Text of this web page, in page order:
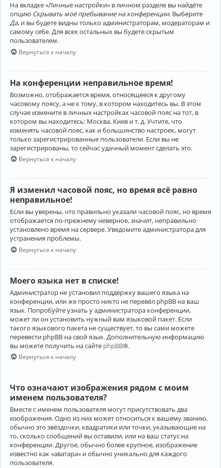
На вкладке «Личные настройки» в личном разделе вы найдёте
опцию Скрывать моё пребывание на конференции. Выберите
Да, и вы будете видны только администраторам, модераторам и
самому себе. Для всех остальных вы будете скрытым
пользователем.
Вернуться к началу
На конференции неправильное время!
Возможно, отображается время, относящееся к другому
часовому поясу, а не к тому, в котором находитесь вы. В этом
случае измените в личных настройках часовой пояс на тот, в
котором вы находитесь: Москва, Киев и т. д. Учтите, что
изменять часовой пояс, как и большинство настроек, могут
только зарегистрированные пользователи. Если вы не
зарегистрированы, то сейчас удачный момент сделать это.
Вернуться к началу
Я изменил часовой пояс, но время всё равно
неправильное!
Если вы уверены, что правильно указали часовой пояс, но время
отображается по-прежнему неверное, значит, неправильно
установлено время на сервере. Уведомите администратора для
устранения проблемы.
Вернуться к началу
Моего языка нет в списке!
Администратор не установил поддержку вашего языка на
конференции, или же просто никто не перевёл phpBB на ваш
язык. Попробуйте узнать у администратора конференции,
может ли он установить нужный вам языковой пакет. Если
такого языкового пакета не существует, то вы сами можете
перевести phpBB на свой язык. Дополнительную информацию
вы можете получить на сайте phpBB®.
Вернуться к началу
Что означают изображения рядом с моим
именем пользователя?
Вместе с именем пользователя могут присутствовать два
изображения. Одно из них может относиться к вашему званию,
обычно это звёздочки, квадратики или точки, указывающие на
то, сколько сообщений вы оставили, или на ваш статус на
конференции. Другое, обычно более крупное, изображение
известно как «аватара» и обычно уникально для каждого
пользователя.